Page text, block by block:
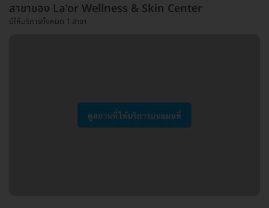
สาขาของ La’or Wellness & Skin Center
มีให้บริการทั้งหมด 1 สาขา